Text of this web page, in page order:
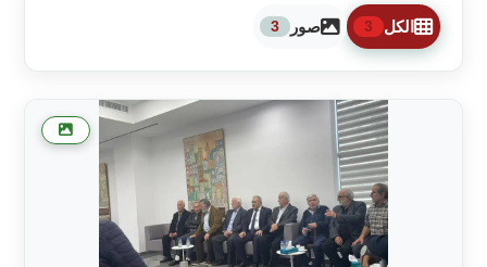
الكل 3 صور 3